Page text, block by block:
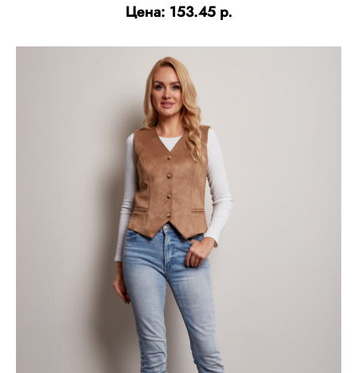
Цена: 153.45 р.